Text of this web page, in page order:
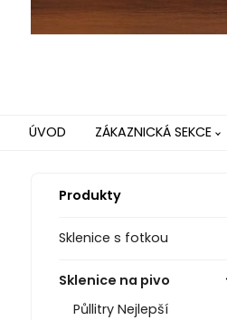
ÚVOD ZÁKAZNICKÁ SEKCE
Produkty
Sklenice s fotkou
Sklenice na pivo
Půllitry Nejlepší